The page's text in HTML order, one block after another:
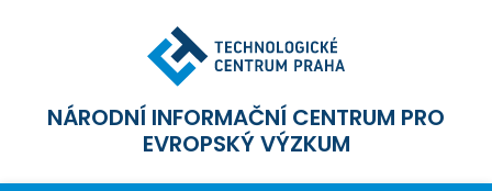
NÁRODNÍ INFORMAČNÍ CENTRUM PRO
EVROPSKÝ VÝZKUM